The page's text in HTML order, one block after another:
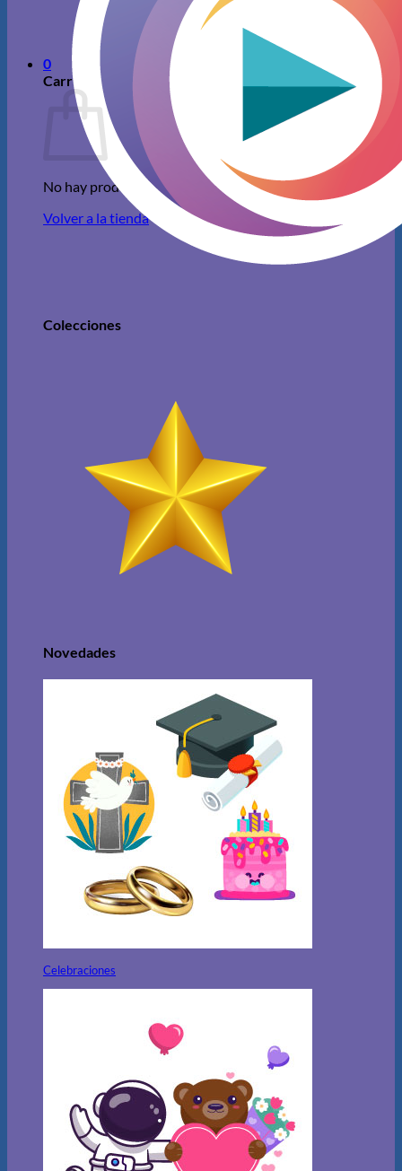
Volver a la tienda
0
Carrito
No hay productos en el carrito.
Volver a la tienda
Colecciones
Novedades
Celebraciones